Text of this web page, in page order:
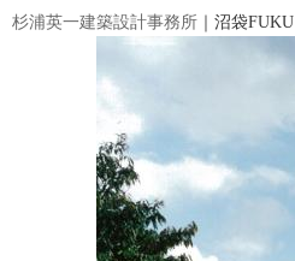
杉浦英一建築設計事務所 ｜沼袋FUKU